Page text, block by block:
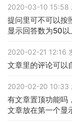
2020-03-10 15:58
提问里可不可以按
显示回答数为50以
2020-02-21 12:16
文章里的评论可以
2020-02-20 10:33
有文章置顶功能吗
文章放在第一个显